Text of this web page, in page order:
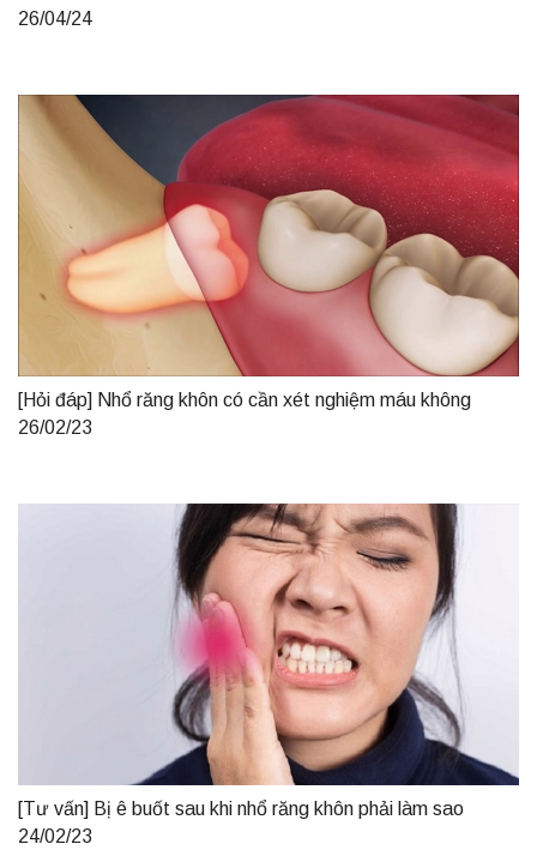
26/04/24
[Hỏi đáp] Nhổ răng khôn có cần xét nghiệm máu không
26/02/23
[Tư vấn] Bị ê buốt sau khi nhổ răng khôn phải làm sao
24/02/23